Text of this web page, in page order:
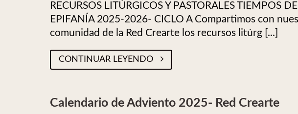
RECURSOS LITÚRGICOS Y PASTORALES TIEMPOS
EPIFANÍA 2025-2026- CICLO A Compartimos con
comunidad de la Red Crearte los recursos litúrg [...]
CONTINUAR LEYENDO
Calendario de Adviento 2025- Red Crearte